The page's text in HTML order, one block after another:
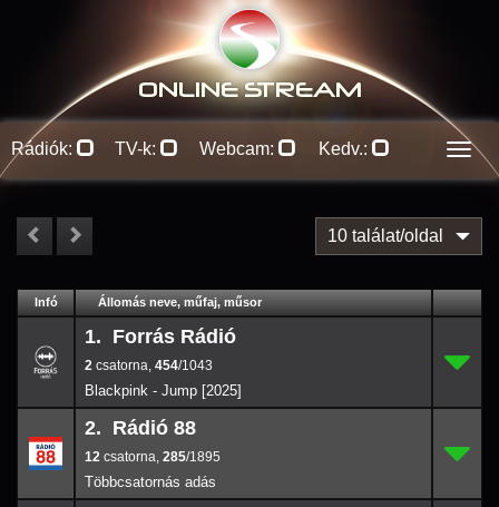
ONLINE STREAM
Rádiók: TV-k: Webcam: Kedv.:
10 találat/oldal
Infó Lejátszás
Állomás neve, műfaj, műsor
1.
1. Forrás Rádió
2 , 454/1043
Blackpink - Jump [2025]
454 /1043
2.
2. Rádió 88
12 , 285/1895
12
285 /1895